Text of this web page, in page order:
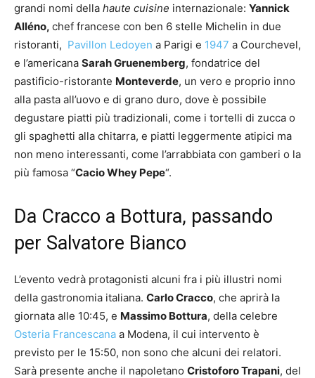
grandi nomi della haute cuisine internazionale: Yannick
Alléno, chef francese con ben 6 stelle Michelin in due
ristoranti, Pavillon Ledoyen a Parigi e 1947 a Courchevel,
e l’americana Sarah Gruenemberg, fondatrice del
pastificio-ristorante Monteverde, un vero e proprio inno
alla pasta all’uovo e di grano duro, dove è possibile
degustare piatti più tradizionali, come i tortelli di zucca o
gli spaghetti alla chitarra, e piatti leggermente atipici ma
non meno interessanti, come l’arrabbiata con gamberi o la
più famosa “Cacio Whey Pepe“.
Da Cracco a Bottura, passando
per Salvatore Bianco
L’evento vedrà protagonisti alcuni fra i più illustri nomi
della gastronomia italiana. Carlo Cracco, che aprirà la
giornata alle 10:45, e Massimo Bottura, della celebre
Osteria Francescana a Modena, il cui intervento è
previsto per le 15:50, non sono che alcuni dei relatori.
Sarà presente anche il napoletano Cristoforo Trapani, del